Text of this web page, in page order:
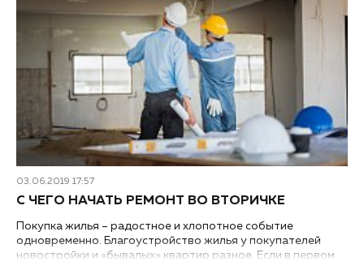
03.06.2019 17:57
С ЧЕГО НАЧАТЬ РЕМОНТ ВО ВТОРИЧКЕ
Покупка жилья – радостное и хлопотное событие
одновременно. Благоустройство жилья у покупателей
новостройки и «бывалых» квартир разное. Если в первом